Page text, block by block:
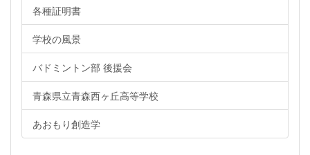
各種証明書
学校の風景
バドミントン部 後援会
青森県立青森西ヶ丘高等学校
あおもり創造学